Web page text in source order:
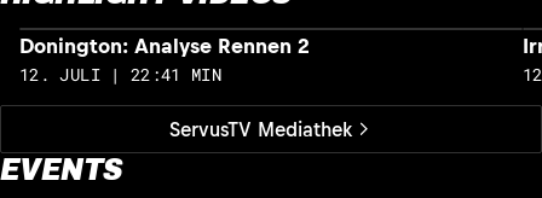
ServusTV Mediathek
Donington: Analyse Rennen 2
12. JULI | 22:41 MIN
EVENTS